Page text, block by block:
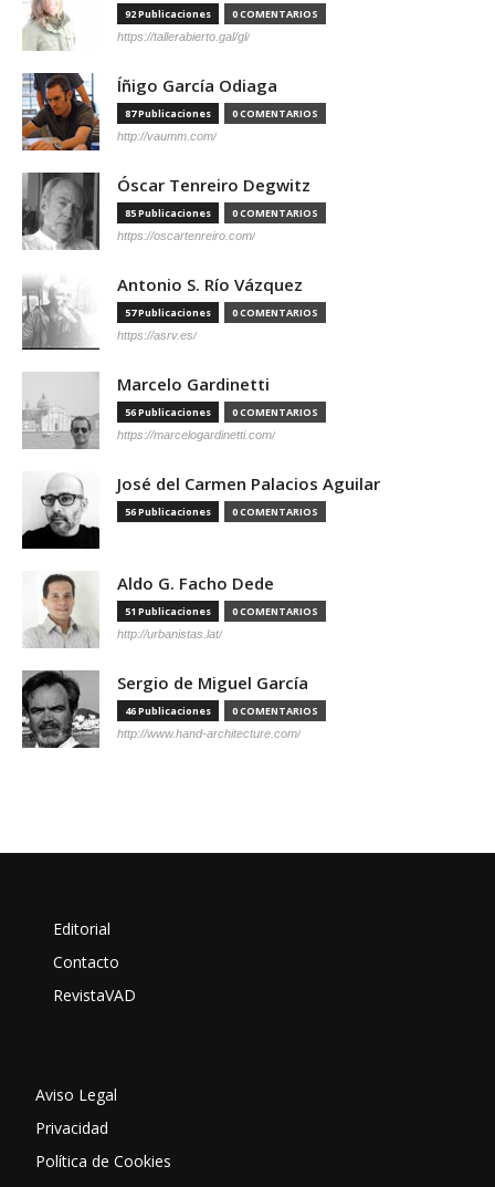
92 Publicaciones 0 COMENTARIOS
https://tallerabierto.gal/gl/
Íñigo García Odiaga
87 Publicaciones 0 COMENTARIOS
http://vaumm.com/
Óscar Tenreiro Degwitz
85 Publicaciones 0 COMENTARIOS
https://oscartenreiro.com/
Antonio S. Río Vázquez
57 Publicaciones 0 COMENTARIOS
https://asrv.es/
Marcelo Gardinetti
56 Publicaciones 0 COMENTARIOS
https://marcelogardinetti.com/
José del Carmen Palacios Aguilar
56 Publicaciones 0 COMENTARIOS
Aldo G. Facho Dede
51 Publicaciones 0 COMENTARIOS
http://urbanistas.lat/
Sergio de Miguel García
46 Publicaciones 0 COMENTARIOS
http://www.hand-architecture.com/
Editorial
Contacto
RevistaVAD
Aviso Legal
Privacidad
Política de Cookies